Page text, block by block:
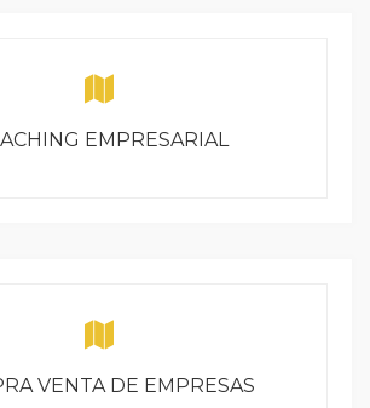
EMPRESARIAL
VENTA DE EMPRESAS